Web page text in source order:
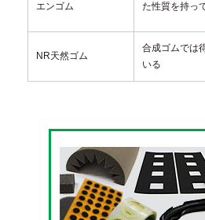
エンゴム
た性質を持っ
NR天然ゴム
合成ゴムでは
いる